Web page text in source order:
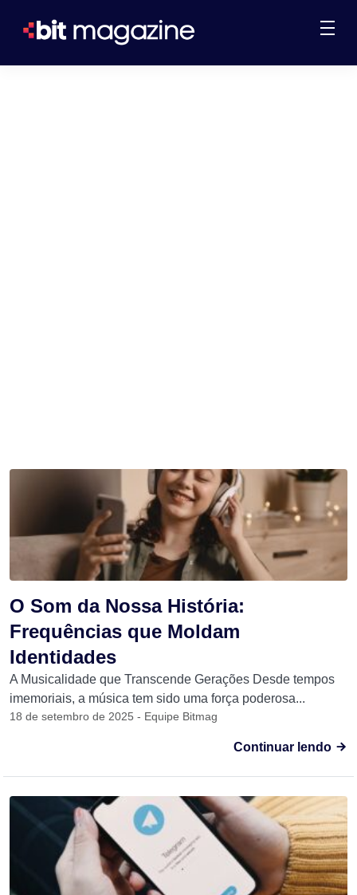
O Som da Nossa História:
Frequências que Moldam
Identidades
A Musicalidade que Transcende Gerações Desde tempos
imemoriais, a música tem sido uma força poderosa...
18 de setembro de 2025 - Equipe Bitmag
Continuar lendo